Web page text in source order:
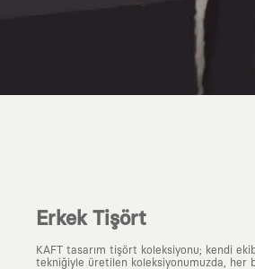
Erkek Tişört
KAFT tasarım tişört koleksiyonu; kendi
tekniğiyle üretilen koleksiyonumuzda, her